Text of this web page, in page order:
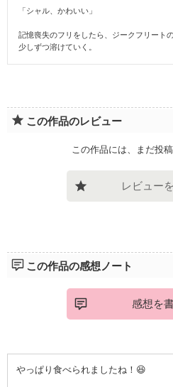
「シャル、かわいい」
記憶喪失のフリをしたら、ジークフリート
少しずつ溶けていく。
この作品のレビュー
この作品には、まだ投
レビュー
この作品の感想ノート
感想を
やっぱり食べられましたね！😆